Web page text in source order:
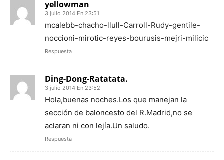
yellowman
3 julio 2014 En 23:51
mcalebb-chacho-llull-Carroll-Rudy-gentile-
noccioni-mirotic-reyes-bourusis-mejri-milicic
Respuesta
Ding-Dong-Ratatata.
3 julio 2014 En 23:52
Hola,buenas noches.Los que manejan la
sección de baloncesto del R.Madrid,no se
aclaran ni con lejía.Un saludo.
Respuesta